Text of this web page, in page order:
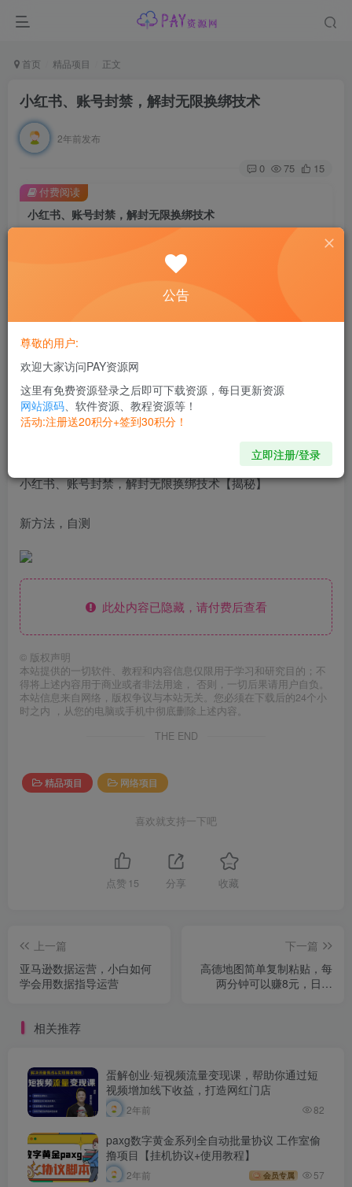
首页 精品项目 正文
小红书、账号封禁，解封无限换绑技术
2年前发布
0 75 15
小红书、账号封禁，解封无限换绑技术
会员专属资源
付费阅读
Love begins with a smile, grows with a kiss and ends with
a tear.
爱，起于微笑，浓于亲吻，逝于泪水
小红书、账号封禁，解封无限换绑技术【揭秘】
新方法，自测
此处内容已隐藏，请付费后查看
© 版权声明
本站提供的一切软件、教程和内容信息仅限用于学习和研究目的；不
得将上述内容用于商业或者非法用途， 否则，一切后果请用户自负。
本站信息来自网络，版权争议与本站无关。您必须在下载后的24个小
时之内 ，从您的电脑或手机中彻底删除上述内容。
THE END
精品项目 网络项目
喜欢就支持一下吧
点赞 15 分享 收藏
上一篇
亚马逊数据运营，小白如何
学会用数据指导运营
下一篇
高德地图简单复制粘贴，每
两分钟可以赚8元，日入
相关推荐
蛋解创业·短视频流量变现课，帮助你通过短
视频增加线下收益，打造网红门店￼
2年前 82
paxg数字黄金系列全自动批量协议 工作室偷
撸项目【挂机协议+使用教程】
2年前 会员专属 57
公告
尊敬的用户:
欢迎大家访问PAY资源网
这里有免费资源登录之后即可下载资源，每日更新资源
网站源码、软件资源、教程资源等！
活动:注册送20积分+签到30积分！
立即注册/登录